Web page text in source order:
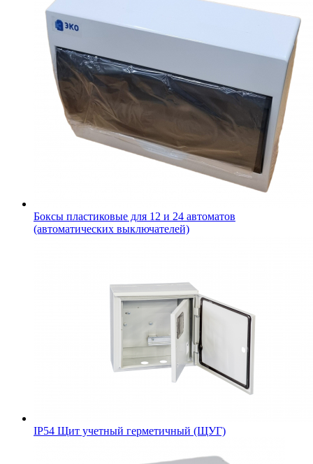
Боксы пластиковые для 12 и 24 автоматов
(автоматических выключателей)
IP54 Щит учетный герметичный (ЩУГ)